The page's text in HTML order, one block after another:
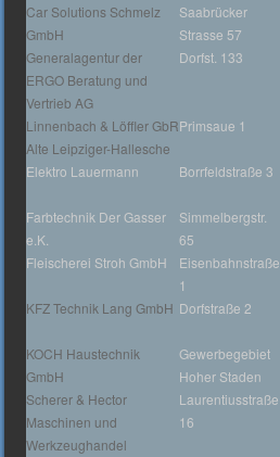
Car Solutions Schmelz
GmbH
Saabrücker
Strasse 57
Generalagentur der
ERGO Beratung und
Vertrieb AG
Dorfst. 133
Linnenbach & Löffler GbR
Alte Leipziger-Hallesche
Primsaue 1
Elektro Lauermann
Borrfeldstraße 3
Farbtechnik Der Gasser
e.K.
Simmelbergstr.
65
Fleischerei Stroh GmbH
Eisenbahnstraße
1
KFZ Technik Lang GmbH Dorfstraße 2
KOCH Haustechnik
GmbH
Gewerbegebiet
Hoher Staden
Scherer & Hector
Maschinen und
Werkzeughandel
Laurentiusstraße
16